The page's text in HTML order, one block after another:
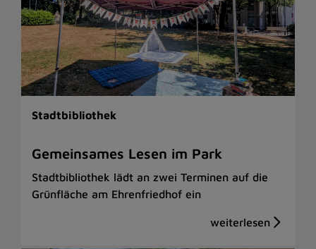
Stadtbibliothek
Gemeinsames Lesen im Park
Stadtbibliothek lädt an zwei Terminen auf die
Grünfläche am Ehrenfriedhof ein